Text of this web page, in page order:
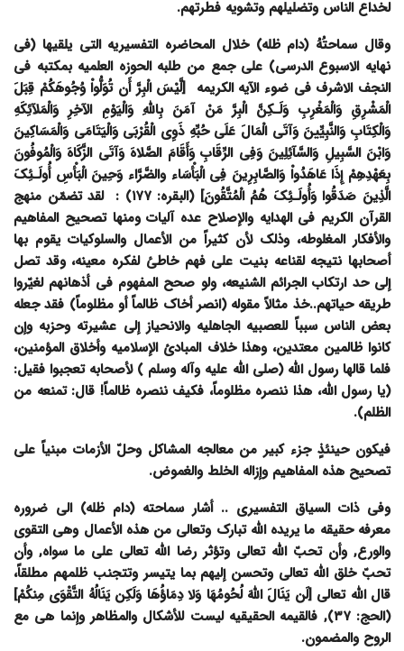
لخداع الناس وتضلیلهم وتشویه فطرتهم.
وقال سماحتُهُ (دام ظله) خلال المحاضره التفسیریه التی یلقیها (فی
نهایه الاسبوع الدرسی) على جمع من طلبه الحوزه العلمیه بمکتبه فی
النجف الاشرف فی ضوء الآیه الکریمه [لَّیْسَ الْبِرَّ أَن تُوَلُّواْ وُجُوهَکُمْ قِبَلَ
الْمَشْرِقِ وَالْمَغْرِبِ وَلَـکِنَّ الْبِرَّ مَنْ آمَنَ بِاللّهِ وَالْیَوْمِ الآخِرِ وَالْمَلآئِکَهِ
وَالْکِتَابِ وَالنَّبِیِّینَ وَآتَى الْمَالَ عَلَى حُبِّهِ ذَوِی الْقُرْبَى وَالْیَتَامَى وَالْمَسَاکِینَ
وَابْنَ السَّبِیلِ وَالسَّآئِلِینَ وَفِی الرِّقَابِ وَأَقَامَ الصَّلاهَ وَآتَى الزَّکَاهَ وَالْمُوفُونَ
بِعَهْدِهِمْ إِذَا عَاهَدُواْ وَالصَّابِرِینَ فِی الْبَأْسَاء والضَّرَّاء وَحِینَ الْبَأْسِ أُولَـئِکَ
الَّذِینَ صَدَقُوا وَأُولَـئِکَ هُمُ الْمُتَّقُونَ] (البقره: ۱۷۷) :
لقد تضمّن منهج
القرآن الکریم فی الهدایه والإصلاح عده آلیات ومنها تصحیح المفاهیم
والأفکار المغلوطه، وذلک لأن کثیراً من الأعمال والسلوکیات یقوم بها
أصحابها نتیجه لقناعه بنیت على فهم خاطئ لفکره معینه، وقد تصل
إلى حد ارتکاب الجرائم الشنیعه، ولو صحح المفهوم فی أذهانهم لغیّروا
طریقه حیاتهم..خذ مثالاً مقوله (انصر أخاک ظالماً أو مظلوماً) فقد جعله
بعض الناس سبباً للعصبیه الجاهلیه والانحیاز إلى عشیرته وحزبه وإن
کانوا ظالمین معتدین، وهذا خلاف المبادئ الإسلامیه وأخلاق المؤمنین،
فلما قالها رسول الله (صلى الله علیه وآله وسلم ) لأصحابه تعجبوا فقیل:
(یا رسول اللّه، هذا ننصره مظلوماً، فکیف ننصره ظالماً! قال: تمنعه من
الظلم).
فیکون حینئذٍ جزء کبیر من معالجه المشاکل وحلّ الأزمات مبنیاً على
تصحیح هذه المفاهیم وإزاله الخلط والغموض.
وفی ذات السیاق التفسیری .. أشار سماحته (دام ظله) الى ضروره
معرفه حقیقه ما یریده الله تبارک وتعالى من هذه الأعمال وهی التقوى
والورع, وأن تحبّ الله تعالى وتؤثر رضا الله تعالى على ما سواه, وأن
تحبّ خلق الله تعالى وتحسن إلیهم بما یتیسر وتتجنب ظلمهم مطلقاً،
قال الله تعالى [لَن یَنَالَ اللَّهَ لُحُومُهَا وَلا دِمَاؤُهَا وَلَکِن یَنَالُهُ التَّقْوَى مِنکُمْ]
(الحج: ۳۷), فالقیمه الحقیقیه لیست للأشکال والمظاهر وإنما هی مع
الروح والمضمون.